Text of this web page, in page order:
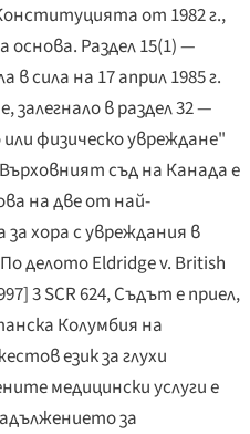
от 1982 г.,
Раздел 15(1) —
в сила на 17 април 1985 г.
в раздел 32 —
физическо увреждане"
съд на Канада е
на две от най-
хора с увреждания в
делотоEldridge v. British
3 SCR 624, Съдът е приел,
Колумбия на
език за глухи
медицински услуги е
за